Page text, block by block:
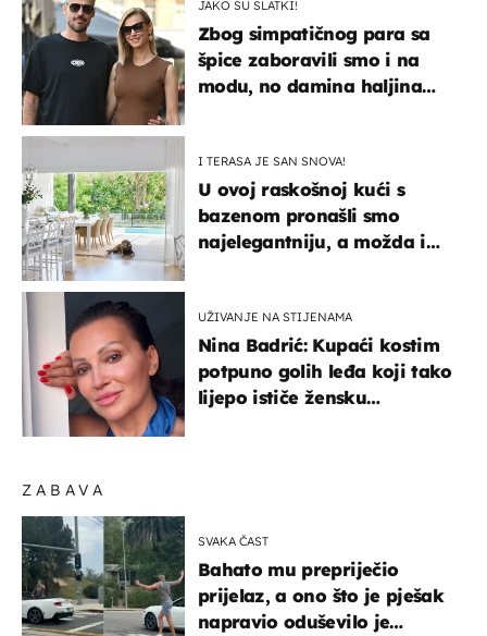
ZABAVA
SVAKA ČAST
Bahato mu prepriječio
prijelaz, a ono što je pješak
napravio oduševilo je
JAKO SU SLATKI!
Zbog simpatičnog para sa
špice zaboravili smo i na
modu, no damina haljina
I TERASA JE SAN SNOVA!
U ovoj raskošnoj kući s
bazenom pronašli smo
najelegantniju, a možda i
UŽIVANJE NA STIJENAMA
Nina Badrić: Kupaći kostim
potpuno golih leđa koji tako
lijepo ističe žensku